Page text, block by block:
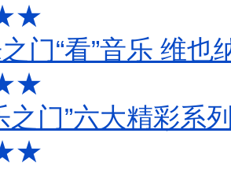
门“看”音乐 维也
之门”六大精彩系